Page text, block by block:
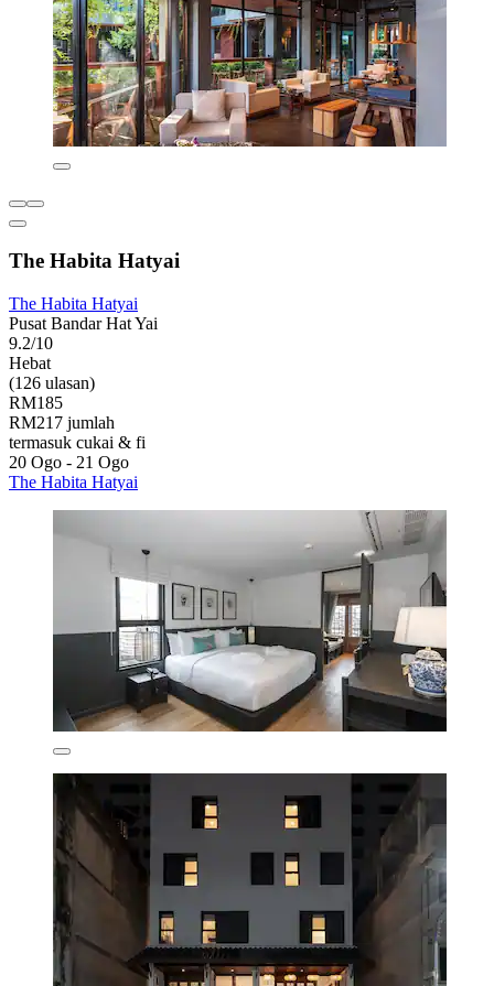
The Habita Hatyai
The Habita Hatyai
Pusat Bandar Hat Yai
9.2/10
Hebat
(126 ulasan)
RM185
RM217 jumlah
termasuk cukai & fi
20 Ogo - 21 Ogo
The Habita Hatyai